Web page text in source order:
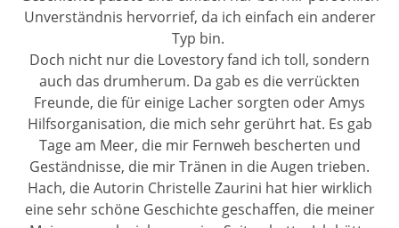
Unverständnis hervorrief, da ich einfach ein anderer
Typ bin.
Doch nicht nur die Lovestory fand ich toll, sondern
auch das drumherum. Da gab es die verrückten
Freunde, die für einige Lacher sorgten oder Amys
Hilfsorganisation, die mich sehr gerührt hat. Es gab
Tage am Meer, die mir Fernweh bescherten und
Geständnisse, die mir Tränen in die Augen trieben.
Hach, die Autorin Christelle Zaurini hat hier wirklich
eine sehr schöne Geschichte geschaffen, die meiner